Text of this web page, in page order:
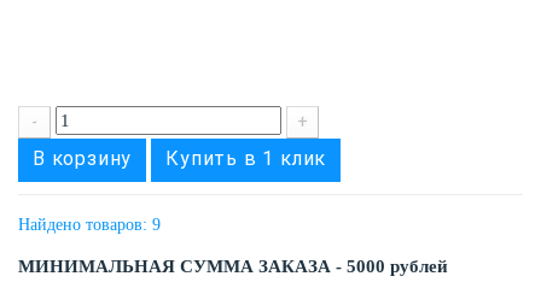
- +
В корзину Купить в 1 клик
Найдено товаров: 9
МИНИМАЛЬНАЯ СУММА ЗАКАЗА - 5000 рублей